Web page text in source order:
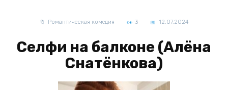
Романтическая комедия 3 12.07.2024
Селфи на балконе (Алёна
Снатёнкова)